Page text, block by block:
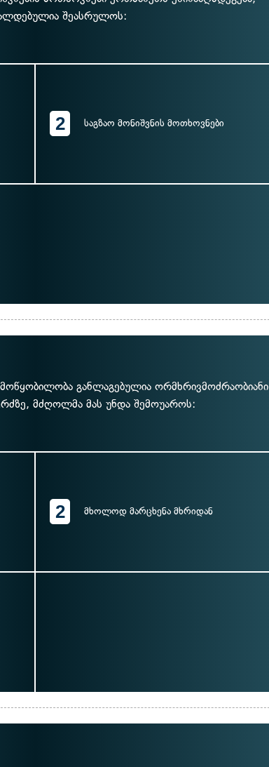
შეასრულოს:
2 საგზაო მონიშვნის მოთხოვნები
განლაგებულია ორმხრივმოძრაობიანი
მძღოლმა მას უნდა შემოუაროს:
2 მხოლოდ მარცხენა მხრიდან